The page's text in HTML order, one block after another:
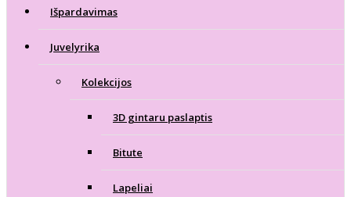
Išpardavimas
Juvelyrika
Kolekcijos
3D gintaru paslaptis
Bitute
Lapeliai